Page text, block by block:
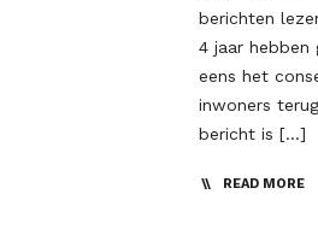
berichten
4 jaar hebben
eens het
inwoners
bericht is […]
READ MORE